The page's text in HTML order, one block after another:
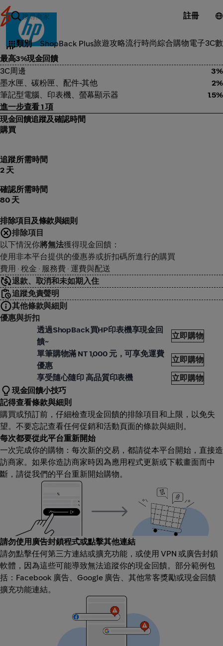
註冊
類別 ShopBack Plus旅遊攻略流行時尚綜合購物電子3C
3C電子
HP
最高3%現金回饋
3C周邊
3%
墨水匣、碳粉匣、配件-其他
2%
筆記型電腦、印表機、螢幕顯示器
1.5%
進一步查看 1 項
現金回饋追蹤及確認時間
購買
追蹤所需時間
2 天
確認所需時間
80 天
排除項目及條款與細則
排除項目
以下情況你將無法獲得現金回饋：
使用非本平台提供的優惠券或折扣碼所進行的購買
費用 · 稅金 · 服務費 · 運費與配送
退款、取消和未如期入住
追蹤免責聲明
其他條款與細則
優惠與折扣
透過ShopBack買HP印表機享現金回
饋~
立即購物
單筆購物滿 NT 1,000 元，可享免運費
優惠
立即購物
享受隨心隨印 高品質印表機
立即購物
現金回饋小技巧
記得查看條款與細則
購買或預訂前，仔細檢查現金回饋的排除項目和上限，以免失
望。不要忘記查看任何促銷和活動頁面的條款與細則。
每次都要從此平台重新開始
一次完成你的購物：每次新的交易，都請從本平台開始，直接造
訪商家。如果你造訪商家時因為應用程式更新或下載畫面而中
斷，請從我們的平台重新開始購物。
請勿使用廣告封鎖程式或點擊其他連結
請勿點擊任何第三方連結或擴充功能，或使用 VPN 或廣告封鎖
軟體，因為這些可能導致無法追蹤你的現金回饋。部分範例包
括：Facebook 廣告、Google 廣告、其他常客獎勵或現金回饋
擴充功能連結。